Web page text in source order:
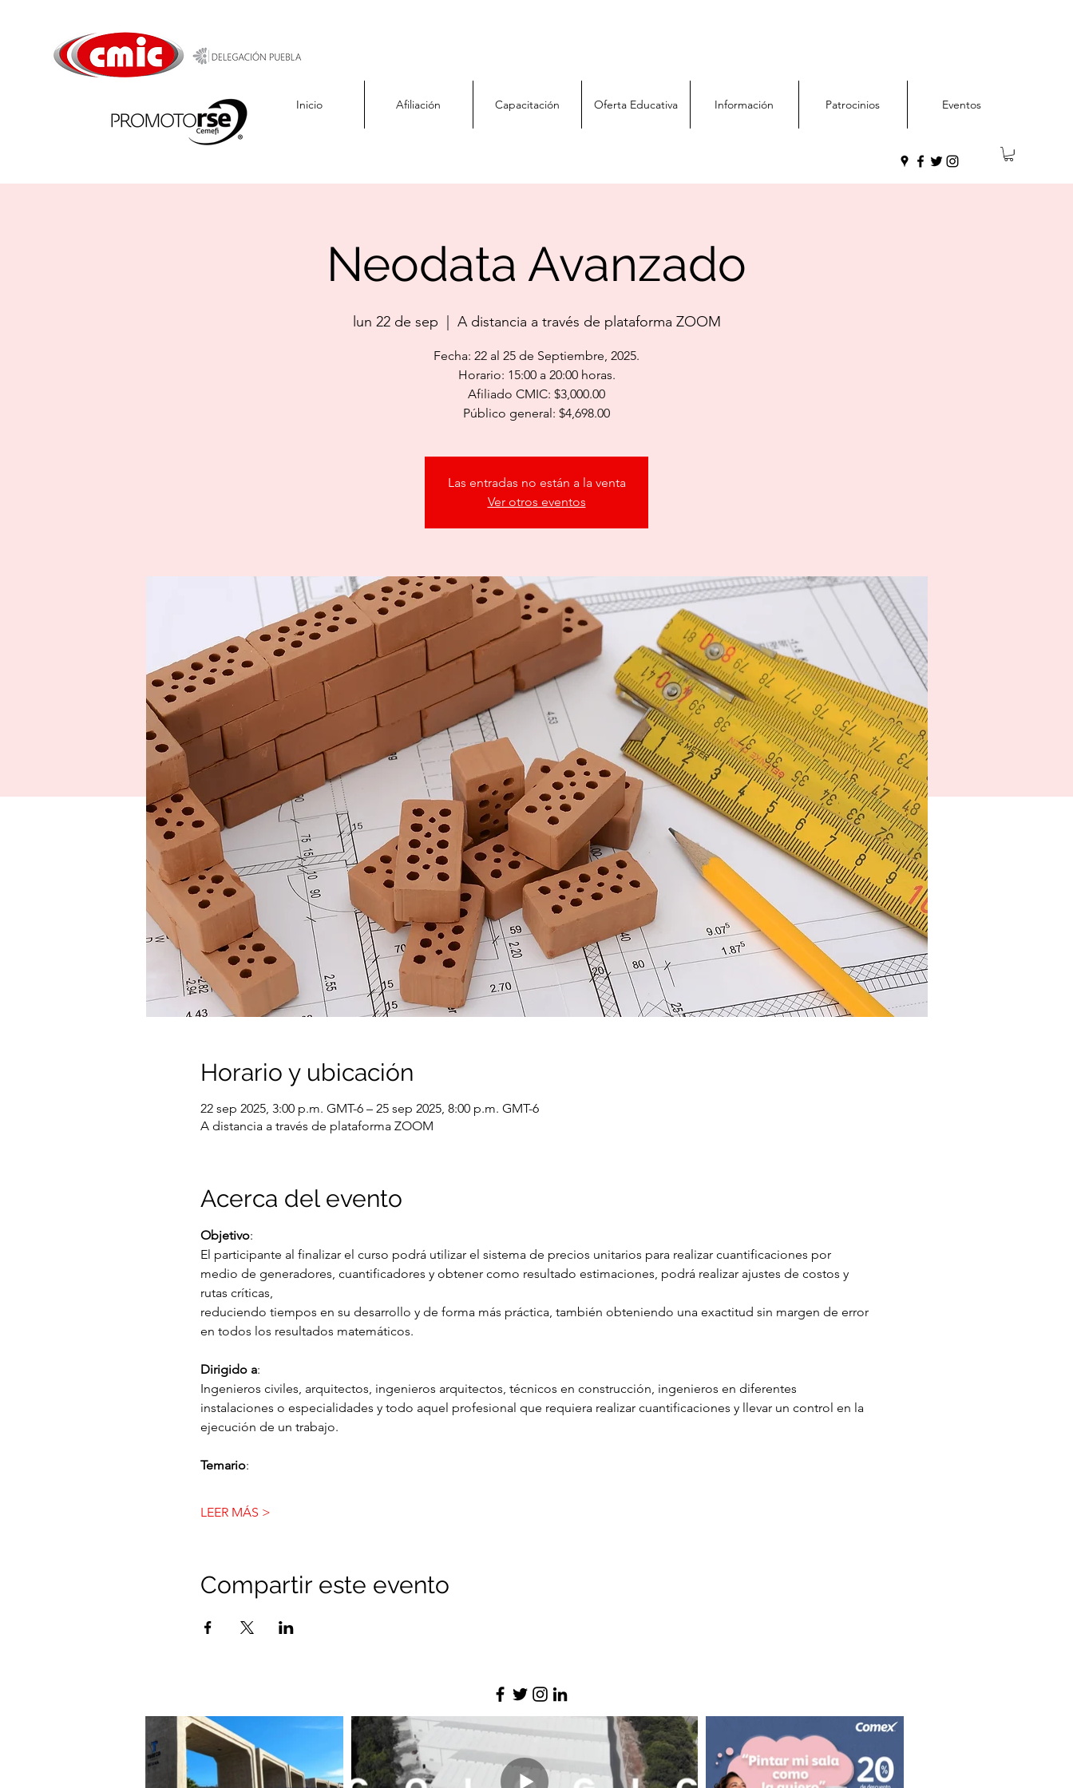
Inicio Afiliación Capacitación Oferta Educativa Información Patrocinios Eventos
Neodata Avanzado
lun 22 de sep
  |
A distancia a través de plataforma ZOOM
Fecha: 22 al 25 de Septiembre, 2025.
Horario: 15:00 a 20:00 horas.
Afiliado CMIC: $3,000.00
Público general: $4,698.00
Las entradas no están a la venta
Ver otros eventos
Horario y ubicación
22 sep 2025, 3:00 p.m. GMT-6 – 25 sep 2025, 8:00 p.m. GMT-6
A distancia a través de plataforma ZOOM
Acerca del evento
Objetivo:
El participante al finalizar el curso podrá utilizar el sistema de precios unitarios para realizar cuantificaciones por
medio de generadores, cuantificadores y obtener como resultado estimaciones, podrá realizar ajustes de costos y
rutas críticas,
reduciendo tiempos en su desarrollo y de forma más práctica, también obteniendo una exactitud sin margen de error
en todos los resultados matemáticos.
Dirigido a:
Ingenieros civiles, arquitectos, ingenieros arquitectos, técnicos en construcción, ingenieros en diferentes
instalaciones o especialidades y todo aquel profesional que requiera realizar cuantificaciones y llevar un control en la
ejecución de un trabajo.
Temario:
LEER MÁS >
Compartir este evento